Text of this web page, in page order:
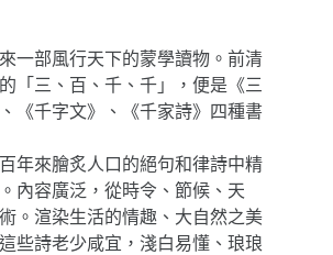
一部風行天下的蒙學讀物。前清
「三、百、千、千」，便是《三
《千字文》、《千家詩》四種書
年來膾炙人口的絕句和律詩中精
內容廣泛，從時令、節候、天
。渲染生活的情趣、大自然之美
些詩老少咸宜，淺白易懂、琅琅